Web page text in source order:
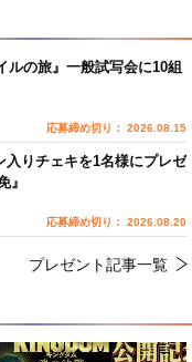
ルの旅』一般試写会に10組
応募締め切り： 2026.08.15
入りチェキを1名様にプレゼ
』
応募締め切り： 2026.08.20
プレゼント記事一覧